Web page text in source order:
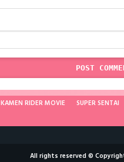
KAMEN RIDER MOVIE SUPER SENTAI
All rights reserved ©